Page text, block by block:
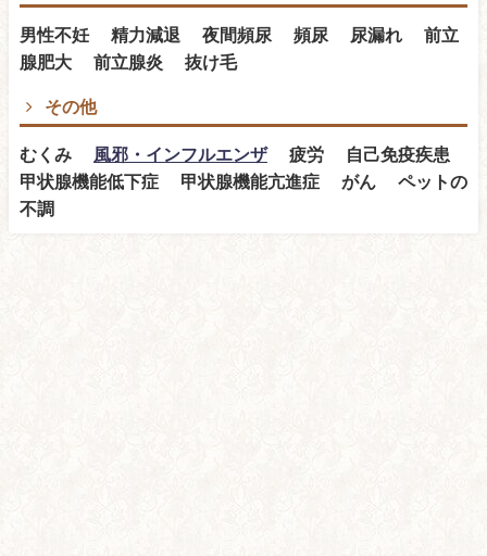
男性不妊 精力減退 夜間頻尿 頻尿 尿漏れ 前立
腺肥大 前立腺炎 抜け毛
その他
むくみ 風邪・インフルエンザ疲労 自己免疫疾患
甲状腺機能低下症 甲状腺機能亢進症 がん ペットの
不調